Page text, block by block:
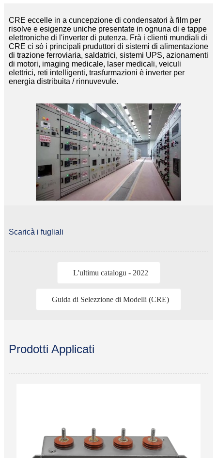
CRE eccelle in a cuncepzione di condensatori à film per
risolve e esigenze uniche presentate in ognuna di e tappe
elettroniche di l'inverter di putenza. Frà i clienti mundiali di
CRE ci sò i principali pruduttori di sistemi di alimentazione
di trazione ferroviaria, saldatrici, sistemi UPS, azionamenti
di motori, imaging medicale, laser medicali, veiculi
elettrici, reti intelligenti, trasfurmazioni è inverter per
energia distribuita / rinnuvevule.
Scaricà i fugliali
L'ultimu catalogu - 2022
Guida di Selezzione di Modelli (CRE)
Prodotti Applicati